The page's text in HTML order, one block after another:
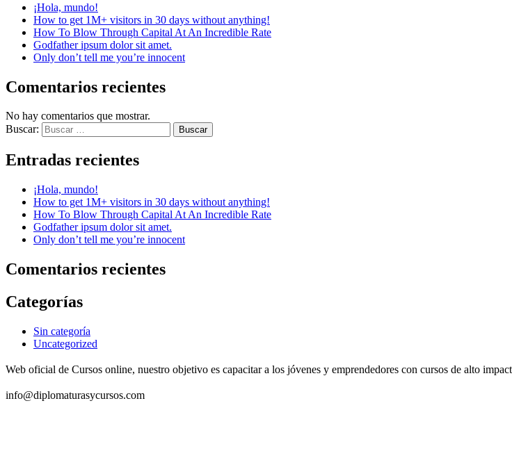
¡Hola, mundo!
How to get 1M+ visitors in 30 days without anything!
How To Blow Through Capital At An Incredible Rate
Godfather ipsum dolor sit amet.
Only don’t tell me you’re innocent
Comentarios recientes
No hay comentarios que mostrar.
Buscar:
Entradas recientes
¡Hola, mundo!
How to get 1M+ visitors in 30 days without anything!
How To Blow Through Capital At An Incredible Rate
Godfather ipsum dolor sit amet.
Only don’t tell me you’re innocent
Comentarios recientes
Categorías
Sin categoría
Uncategorized
Web oficial de Cursos online, nuestro objetivo es capacitar a los jóvenes y emprendedores con cursos de alto
info@diplomaturasycursos.com